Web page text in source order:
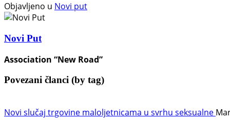
Objavljeno u Novi put
Novi Put
Association “New Road”
Povezani članci (by tag)
Novi slučaj trgovine maloljetnicama u svrhu seksualne